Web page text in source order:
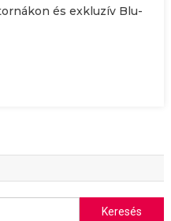
és exkluzív Blu-
Keresés: